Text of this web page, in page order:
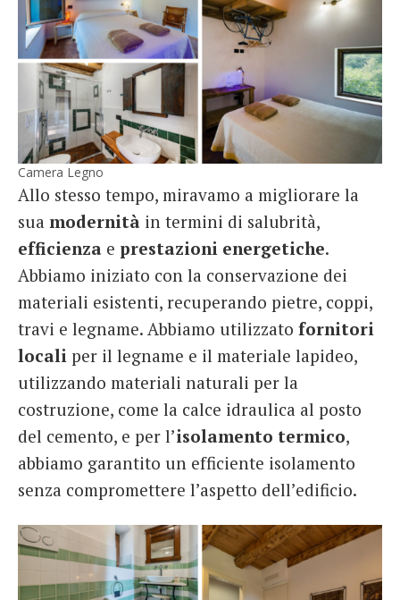
Camera Legno
Allo stesso tempo, miravamo a migliorare la
sua modernità in termini di salubrità,
efficienza e prestazioni energetiche.
Abbiamo iniziato con la conservazione dei
materiali esistenti, recuperando pietre, coppi,
travi e legname. Abbiamo utilizzato fornitori
locali per il legname e il materiale lapideo,
utilizzando materiali naturali per la
costruzione, come la calce idraulica al posto
del cemento, e per l’isolamento termico,
abbiamo garantito un efficiente isolamento
senza compromettere l’aspetto dell’edificio.